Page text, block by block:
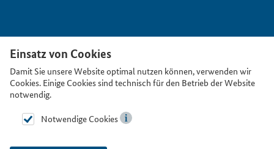
Einsatz von Cookies
Damit Sie unsere Website optimal nutzen können, verwenden wir
Cookies. Einige Cookies sind technisch für den Betrieb der Website
notwendig.
Notwendige Cookies